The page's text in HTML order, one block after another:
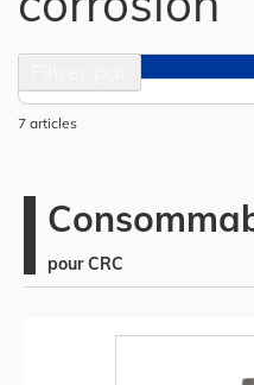
7 articles
pour CRC